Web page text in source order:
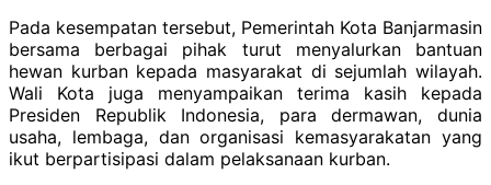
Pada kesempatan tersebut, Pemerintah Kota Banjarmasin
bersama berbagai pihak turut menyalurkan bantuan
hewan kurban kepada masyarakat di sejumlah wilayah.
Wali Kota juga menyampaikan terima kasih kepada
Presiden Republik Indonesia, para dermawan, dunia
usaha, lembaga, dan organisasi kemasyarakatan yang
ikut berpartisipasi dalam pelaksanaan kurban.